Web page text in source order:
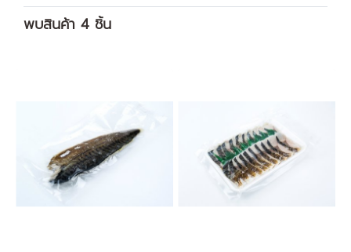
พบสินค้า 4 ชิ้น